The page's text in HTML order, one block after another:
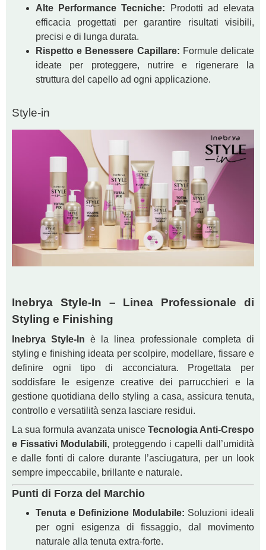
Alte Performance Tecniche: Prodotti ad elevata
efficacia progettati per garantire risultati visibili,
precisi e di lunga durata.
Rispetto e Benessere Capillare: Formule delicate
ideate per proteggere, nutrire e rigenerare la
struttura del capello ad ogni applicazione.
Style-in
Inebrya Style-In – Linea Professionale di
Styling e Finishing
Inebrya Style-In è la linea professionale completa di
styling e finishing ideata per scolpire, modellare, fissare e
definire ogni tipo di acconciatura. Progettata per
soddisfare le esigenze creative dei parrucchieri e la
gestione quotidiana dello styling a casa, assicura tenuta,
controllo e versatilità senza lasciare residui.
La sua formula avanzata unisce Tecnologia Anti-Crespo
e Fissativi Modulabili, proteggendo i capelli dall’umidità
e dalle fonti di calore durante l’asciugatura, per un look
sempre impeccabile, brillante e naturale.
Punti di Forza del Marchio
Tenuta e Definizione Modulabile: Soluzioni ideali
per ogni esigenza di fissaggio, dal movimento
naturale alla tenuta extra-forte.